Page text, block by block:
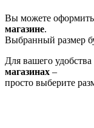
Вы можете оформить
магазине.
Выбранный размер
Для вашего
магазинах –
просто выберите